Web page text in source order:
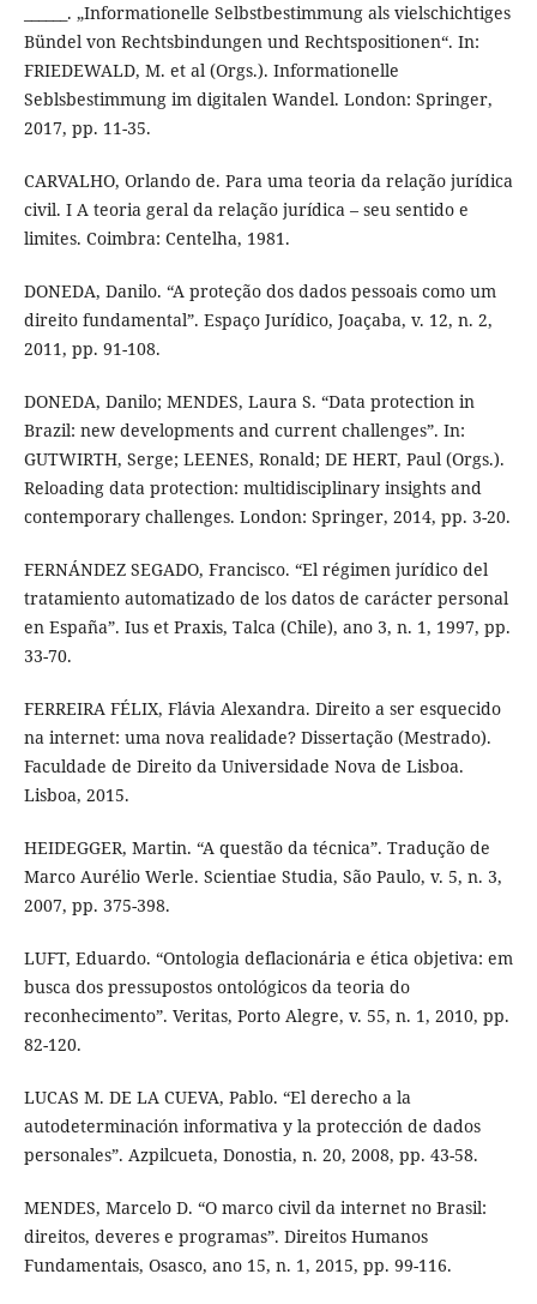
______. „Informationelle Selbstbestimmung als vielschichtiges
Bündel von Rechtsbindungen und Rechtspositionen“. In:
FRIEDEWALD, M. et al (Orgs.). Informationelle
Seblsbestimmung im digitalen Wandel. London: Springer,
2017, pp. 11-35.
CARVALHO, Orlando de. Para uma teoria da relação jurídica
civil. I A teoria geral da relação jurídica – seu sentido e
limites. Coimbra: Centelha, 1981.
DONEDA, Danilo. “A proteção dos dados pessoais como um
direito fundamental”. Espaço Jurídico, Joaçaba, v. 12, n. 2,
2011, pp. 91-108.
DONEDA, Danilo; MENDES, Laura S. “Data protection in
Brazil: new developments and current challenges”. In:
GUTWIRTH, Serge; LEENES, Ronald; DE HERT, Paul (Orgs.).
Reloading data protection: multidisciplinary insights and
contemporary challenges. London: Springer, 2014, pp. 3-20.
FERNÁNDEZ SEGADO, Francisco. “El régimen jurídico del
tratamiento automatizado de los datos de carácter personal
en España”. Ius et Praxis, Talca (Chile), ano 3, n. 1, 1997, pp.
33-70.
FERREIRA FÉLIX, Flávia Alexandra. Direito a ser esquecido
na internet: uma nova realidade? Dissertação (Mestrado).
Faculdade de Direito da Universidade Nova de Lisboa.
Lisboa, 2015.
HEIDEGGER, Martin. “A questão da técnica”. Tradução de
Marco Aurélio Werle. Scientiae Studia, São Paulo, v. 5, n. 3,
2007, pp. 375-398.
LUFT, Eduardo. “Ontologia deflacionária e ética objetiva: em
busca dos pressupostos ontológicos da teoria do
reconhecimento”. Veritas, Porto Alegre, v. 55, n. 1, 2010, pp.
82-120.
LUCAS M. DE LA CUEVA, Pablo. “El derecho a la
autodeterminación informativa y la protección de dados
personales”. Azpilcueta, Donostia, n. 20, 2008, pp. 43-58.
MENDES, Marcelo D. “O marco civil da internet no Brasil:
direitos, deveres e programas”. Direitos Humanos
Fundamentais, Osasco, ano 15, n. 1, 2015, pp. 99-116.